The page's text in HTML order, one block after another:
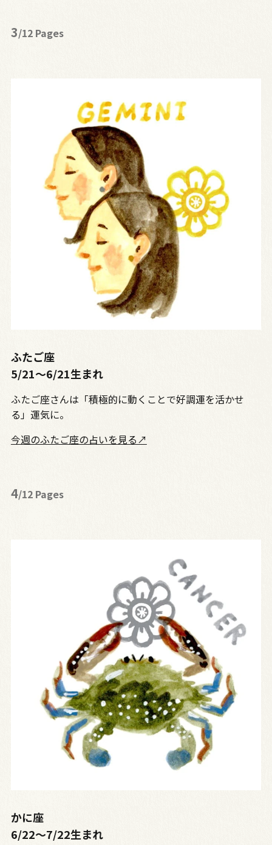
3/12 Pages
ふたご座
5/21～6/21生まれ
ふたご座さんは「積極的に動くことで好調運を活かせ
る」運気に。
今週のふたご座の占いを見る↗
4/12 Pages
かに座
6/22～7/22生まれ